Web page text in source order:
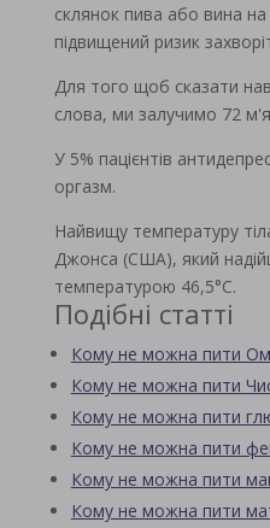
склянок пива або вина
підвищений ризик
Для того щоб сказати
слова, ми залучимо 72
У 5% пацієнтів
оргазм.
Найвищу температуру
Джонса (США), який
температурою 46,5°C.
Подібні статті
Кому не можна пити
Кому не можна пити
Кому не можна пити
Кому не можна пити
Кому не можна пити
Кому не можна пити